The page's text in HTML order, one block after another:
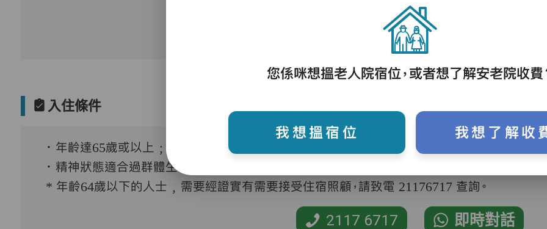
護理評估、執藥、核派藥、量度生命表徵、協
助沐浴、餵飯、換尿片
入住條件
．年齡達65歲或以上﹔
．精神狀態適合過群體生活。
* 年齡64歲以下的人士﹐需要經證實有需要接受住宿照顧，請致電 21176717 查詢。
2117 6717 即時對話
您係咪想搵老人院宿位，或者想了解安老院收費
我想搵宿位 我想了解收